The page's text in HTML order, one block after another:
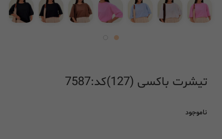
تیشرت باکسی (127)کد:7587
ناموجود